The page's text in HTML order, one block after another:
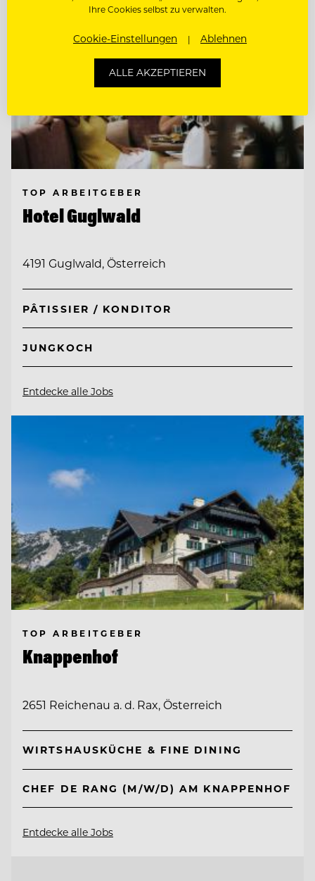
TOP ARBEITGEBER
Hotel Guglwald
4191 Guglwald, Österreich
PÂTISSIER / KONDITOR
JUNGKOCH
Entdecke alle Jobs
TOP ARBEITGEBER
Knappenhof
2651 Reichenau a. d. Rax, Österreich
WIRTSHAUSKÜCHE & FINE DINING
CHEF DE RANG (M/W/D) AM KNAPPENHOF
Entdecke alle Jobs
Ihre Cookies selbst zu verwalten.
Cookie-Einstellungen Ablehnen
ALLE AKZEPTIEREN